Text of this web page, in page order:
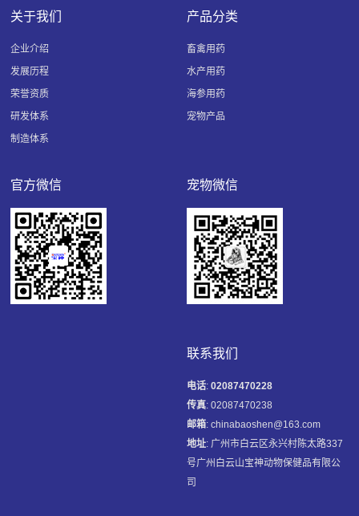
关于我们
企业介绍
发展历程
荣誉资质
研发体系
制造体系
产品分类
畜禽用药
水产用药
海参用药
宠物产品
官方微信 宠物微信
联系我们
电话: 02087470228
传真: 02087470238
邮箱: chinabaoshen@163.com
地址: 广州市白云区永兴村陈太路337
号广州白云山宝神动物保健品有限公
司